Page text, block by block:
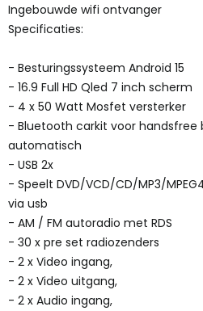
Ingebouwde wifi ontvanger
Specificaties:
- Besturingssysteem Android 15
- 16.9 Full HD Qled 7 inch scherm
- 4 x 50 Watt Mosfet versterker
- Bluetooth carkit voor handsfree
automatisch
- USB 2x
- Speelt DVD/VCD/CD/MP3/
via usb
- AM / FM autoradio met RDS
- 30 x pre set radiozenders
- 2 x Video ingang,
- 2 x Video uitgang,
- 2 x Audio ingang,